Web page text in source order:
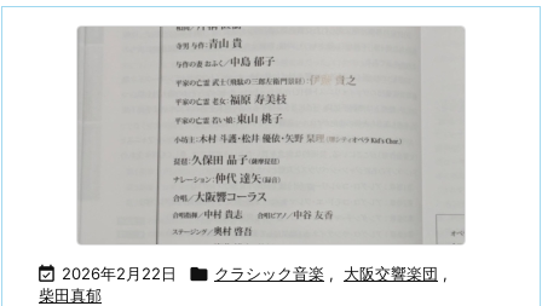
 2026年2月22日  クラシック音楽 , 大阪交響楽団 ,
柴田真郁